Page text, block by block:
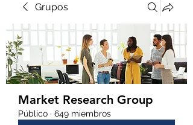
Grupos
Market Research Group
Público · 649 miembros